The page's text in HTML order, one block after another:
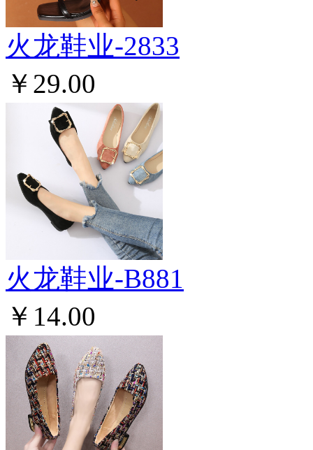
火龙鞋业-2833
￥29.00
火龙鞋业-B881
￥14.00